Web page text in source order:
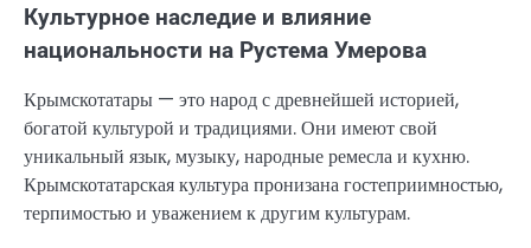
Культурное наследие и влияние
национальности на Рустема Умерова
Крымскотатары — это народ с древнейшей историей,
богатой культурой и традициями. Они имеют свой
уникальный язык, музыку, народные ремесла и кухню.
Крымскотатарская культура пронизана гостеприимностью,
терпимостью и уважением к другим культурам.